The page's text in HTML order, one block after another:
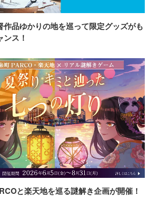
作品ゆかりの地を巡って限定グッズがも
ンス！
と楽天地を巡る謎解き企画が開催！